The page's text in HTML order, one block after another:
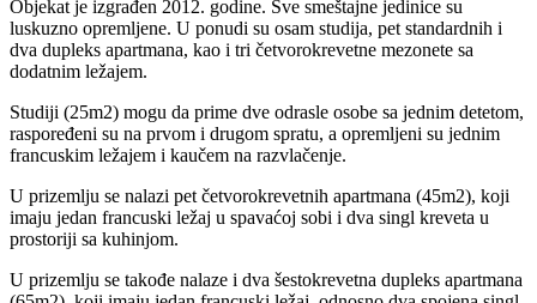
Objekat je izgrađen 2012. godine. Sve smeštajne jedinice su
luskuzno opremljene. U ponudi su osam studija, pet standardnih i
dva dupleks apartmana, kao i tri četvorokrevetne mezonete sa
dodatnim ležajem.
Studiji (25m2) mogu da prime dve odrasle osobe sa jednim detetom,
raspoređeni su na prvom i drugom spratu, a opremljeni su jednim
francuskim ležajem i kaučem na razvlačenje.
U prizemlju se nalazi pet četvorokrevetnih apartmana (45m2), koji
imaju jedan francuski ležaj u spavaćoj sobi i dva singl kreveta u
prostoriji sa kuhinjom.
U prizemlju se takođe nalaze i dva šestokrevetna dupleks apartmana